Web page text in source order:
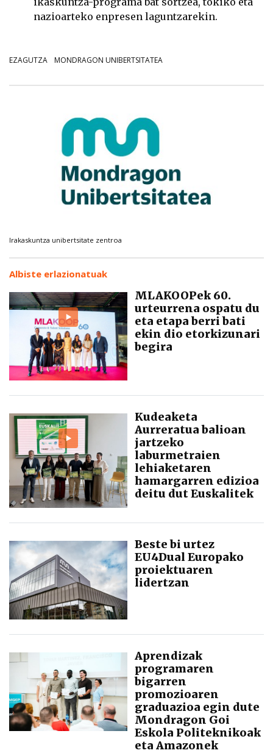
nazioarteko enpresen laguntzarekin.
EZAGUTZA MONDRAGON UNIBERTSITATEA
Irakaskuntza unibertsitate zentroa
Albiste erlazionatuak
MLAKOOPek 60.
urteurrena ospatu du
eta etapa berri bati
ekin dio etorkizunari
begira
Kudeaketa
Aurreratua balioan
jartzeko
laburmetraien
lehiaketaren
hamargarren edizioa
deitu dut Euskalitek
Beste bi urtez
EU4Dual Europako
proiektuaren
lidertzan
Aprendizak
programaren
bigarren
promozioaren
graduazioa egin dute
Mondragon Goi
Eskola Politeknikoak
eta Amazonek